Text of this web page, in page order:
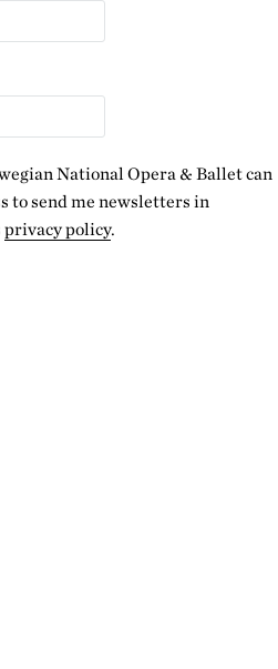
National Opera & Ballet can
to send me newsletters in
privacy policy.